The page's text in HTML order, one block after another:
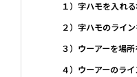
１）字ハモを入れ
２）字ハモのライ
３）ウーアーを場
４）ウーアーのラ